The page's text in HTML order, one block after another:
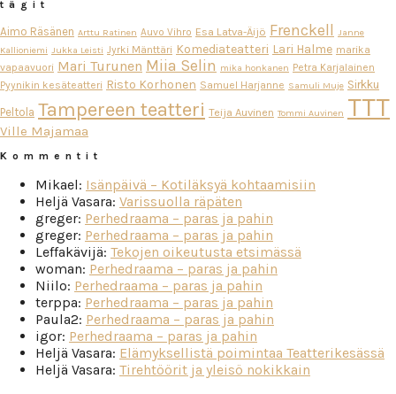
tägit
Aimo Räsänen Arttu Ratinen Auvo Vihro Esa Latva-Äijö Frenckell Janne
Kallioniemi Jukka Leisti Jyrki Mänttäri Komediateatteri Lari Halme marika
vapaavuori Mari Turunen Miia Selin mika honkanen Petra Karjalainen
Pyynikin kesäteatteri Risto Korhonen Samuel Harjanne Samuli Muje Sirkku
Peltola Tampereen teatteri Teija Auvinen Tommi Auvinen TTT
Ville Majamaa
Kommentit
Mikael: Isänpäivä – Kotiläksyä kohtaamisiin
Heljä Vasara: Varissuolla räpäten
greger: Perhedraama – paras ja pahin
greger: Perhedraama – paras ja pahin
Leffakävijä: Tekojen oikeutusta etsimässä
woman: Perhedraama – paras ja pahin
Niilo: Perhedraama – paras ja pahin
terppa: Perhedraama – paras ja pahin
Paula2: Perhedraama – paras ja pahin
igor: Perhedraama – paras ja pahin
Heljä Vasara: Elämyksellistä poimintaa Teatterikesässä
Heljä Vasara: Tirehtöörit ja yleisö nokikkain